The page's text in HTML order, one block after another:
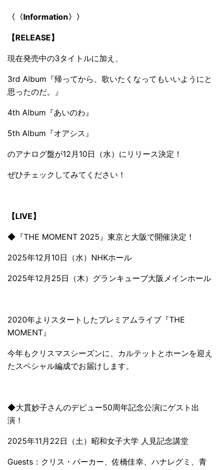
〈〈Information〉〉
【RELEASE】
現在発売中の3タイトルに加え、
3rd Album『帰ってから、歌いたくなってもいいようにと
思ったのだ。』
4th Album『あいのわ』
5th Album『オアシス』
のアナログ盤が12月10日（水）にリリース決定！
ぜひチェックしてみてください！
【LIVE】
◆『THE MOMENT 2025』東京と大阪で開催決定！
2025年12月10日（水）NHKホール
2025年12月25日（木）グランキューブ大阪メインホール
2020年よりスタートしたプレミアムライブ『THE
MOMENT』
今年もクリスマスシーズンに、カルテットとホーンを迎え
たスペシャル編成でお届けします。
◆大貫妙子さんのデビュー50周年記念公演にゲスト出
演！
2025年11月22日（土）昭和女子大学 人見記念講堂
Guests：クリス・パーカー、佐橋佳幸、ハナレグミ、青